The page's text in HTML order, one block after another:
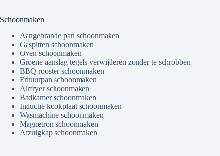
Schoonmaken
Aangebrande pan schoonmaken
Gaspitten schoonmaken
Oven schoonmaken
Groene aanslag tegels verwijderen zonder te schrobben
BBQ rooster schoonmaken
Frituurpan schoonmaken
Airfryer schoonmaken
Badkamer schoonmaken
Inductie kookplaat schoonmaken
Wasmachine schoonmaken
Magnetron schoonmaken
Afzuigkap schoonmaken